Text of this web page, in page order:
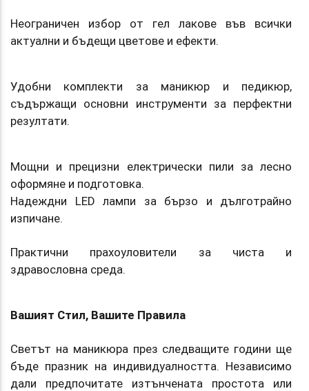
Неограничен избор от гел лакове във всички
актуални и бъдещи цветове и ефекти.
Удобни комплекти за маникюр и педикюр,
съдържащи основни инструменти за перфектни
резултати.
Мощни и прецизни електрически пили за лесно
оформяне и подготовка.
Надеждни LED лампи за бързо и дълготрайно
изпичане.
Практични прахоуловители за чиста и
здравословна среда.
Вашият Стил, Вашите Правила
Светът на маникюра през следващите години ще
бъде празник на индивидуалността. Независимо
дали предпочитате изтънчената простота или